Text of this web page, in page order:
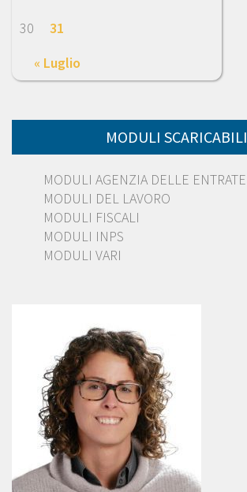
« Luglio
30
31
MODULI SCARICABILI
MODULI AGENZIA DELLE ENTRATE
MODULI DEL LAVORO
MODULI FISCALI
MODULI INPS
MODULI VARI